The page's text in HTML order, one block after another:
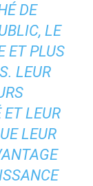
DE
LE
ET PLUS
LEUR
ET LEUR
LEUR